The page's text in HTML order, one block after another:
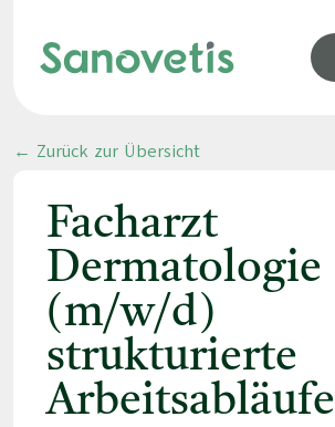
← Zurück zur Übersicht
Facharzt
Dermatologie
(m/w/d)
strukturierte
Arbeitsabläufe